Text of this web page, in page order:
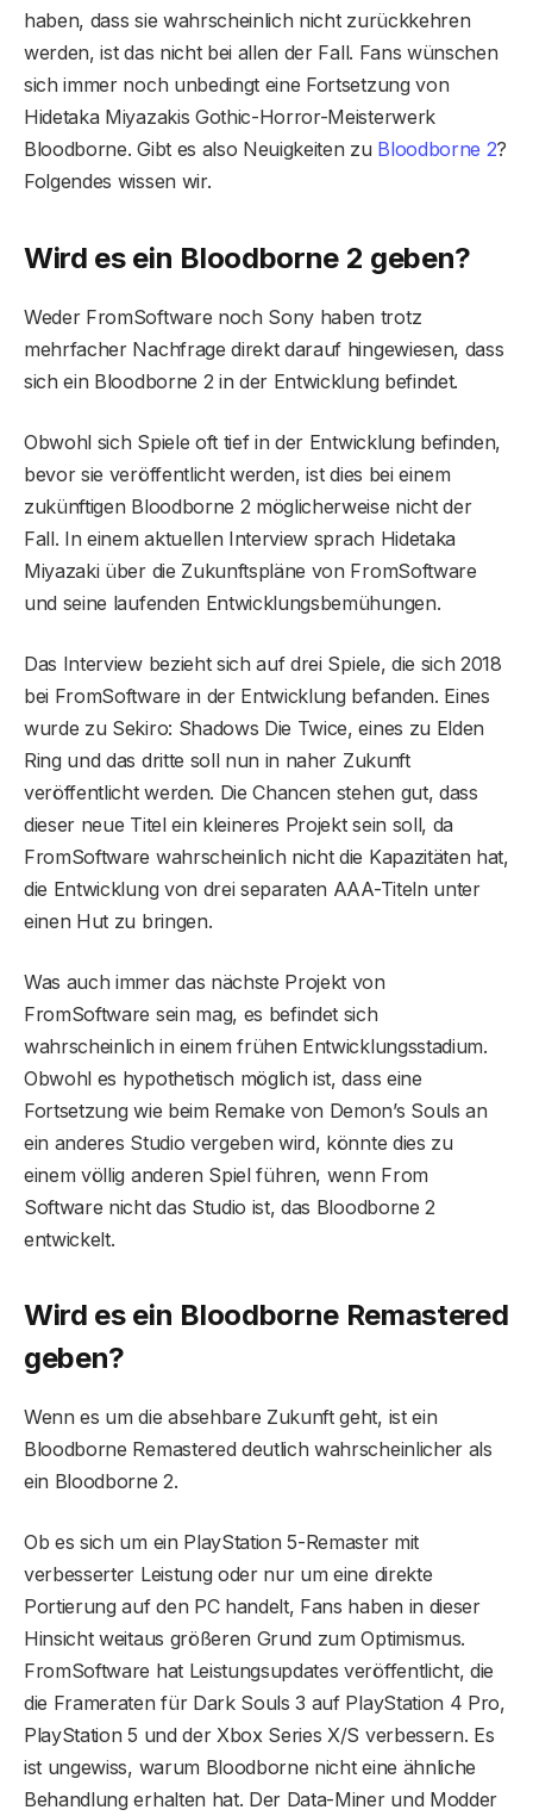
haben, dass sie wahrscheinlich nicht zurückkehren
werden, ist das nicht bei allen der Fall. Fans wünschen
sich immer noch unbedingt eine Fortsetzung von
Hidetaka Miyazakis Gothic-Horror-Meisterwerk
Bloodborne. Gibt es also Neuigkeiten zu Bloodborne 2?
Folgendes wissen wir.
Wird es ein Bloodborne 2 geben?
Weder FromSoftware noch Sony haben trotz
mehrfacher Nachfrage direkt darauf hingewiesen, dass
sich ein Bloodborne 2 in der Entwicklung befindet.
Obwohl sich Spiele oft tief in der Entwicklung befinden,
bevor sie veröffentlicht werden, ist dies bei einem
zukünftigen Bloodborne 2 möglicherweise nicht der
Fall. In einem aktuellen Interview sprach Hidetaka
Miyazaki über die Zukunftspläne von FromSoftware
und seine laufenden Entwicklungsbemühungen.
Das Interview bezieht sich auf drei Spiele, die sich 2018
bei FromSoftware in der Entwicklung befanden. Eines
wurde zu Sekiro: Shadows Die Twice, eines zu Elden
Ring und das dritte soll nun in naher Zukunft
veröffentlicht werden. Die Chancen stehen gut, dass
dieser neue Titel ein kleineres Projekt sein soll, da
FromSoftware wahrscheinlich nicht die Kapazitäten hat,
die Entwicklung von drei separaten AAA-Titeln unter
einen Hut zu bringen.
Was auch immer das nächste Projekt von
FromSoftware sein mag, es befindet sich
wahrscheinlich in einem frühen Entwicklungsstadium.
Obwohl es hypothetisch möglich ist, dass eine
Fortsetzung wie beim Remake von Demon’s Souls an
ein anderes Studio vergeben wird, könnte dies zu
einem völlig anderen Spiel führen, wenn From
Software nicht das Studio ist, das Bloodborne 2
entwickelt.
Wird es ein Bloodborne Remastered
geben?
Wenn es um die absehbare Zukunft geht, ist ein
Bloodborne Remastered deutlich wahrscheinlicher als
ein Bloodborne 2.
Ob es sich um ein PlayStation 5-Remaster mit
verbesserter Leistung oder nur um eine direkte
Portierung auf den PC handelt, Fans haben in dieser
Hinsicht weitaus größeren Grund zum Optimismus.
FromSoftware hat Leistungsupdates veröffentlicht, die
die Frameraten für Dark Souls 3 auf PlayStation 4 Pro,
PlayStation 5 und der Xbox Series X/S verbessern. Es
ist ungewiss, warum Bloodborne nicht eine ähnliche
Behandlung erhalten hat. Der Data-Miner und Modder